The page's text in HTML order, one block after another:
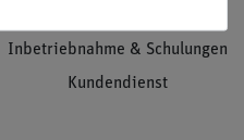
Inbetriebnahme & Schulungen
Kundendienst